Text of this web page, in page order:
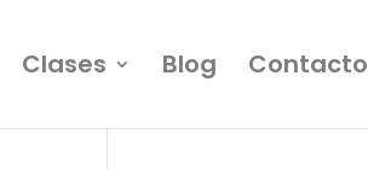
Clases Blog Contacto